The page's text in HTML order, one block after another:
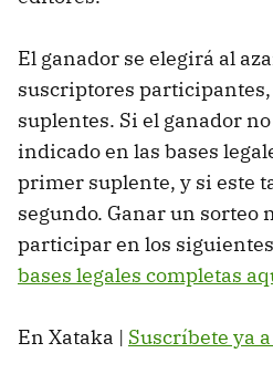
El ganador se elegirá al
suscriptores
suplentes. Si el ganador
indicado en las bases
primer suplente, y si este
segundo. Ganar un sorteo
participar en los
bases legales completas
En Xataka | Suscríbete ya